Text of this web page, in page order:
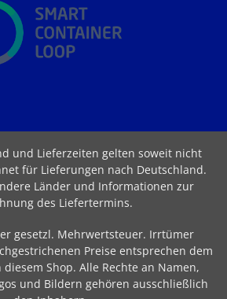
und Lieferzeiten gelten soweit nicht
für Lieferungen nach Deutschland.
Länder und Informationen zur
des Liefertermins.
gesetzl. Mehrwertsteuer. Irrtümer
Preise entsprechen dem
Shop. Alle Rechte an Namen,
und Bildern gehören ausschließlich